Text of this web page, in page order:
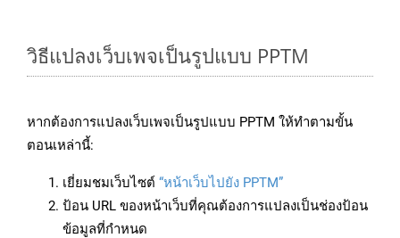
วิธีแปลงเว็บเพจเป็นรูปแบบ PPTM
หากต้องการแปลงเว็บเพจเป็นรูปแบบ PPTM ให้ทำตามขั้น
ตอนเหล่านี้:
เยี่ยมชมเว็บไซต์ “หน้าเว็บไปยัง PPTM”
ป้อน URL ของหน้าเว็บที่คุณต้องการแปลงเป็นช่องป้อน
ข้อมูลที่กำหนด